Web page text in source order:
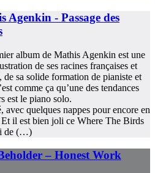
Agenkin - Passage des
album de Mathis Agenkin est une
de ses racines françaises et
de sa solide formation de pianiste et
comme ça qu’une des tendances
est le piano solo.
avec quelques nappes pour encore en
il est bien joli ce Where The Birds
de (…)
– Honest Work